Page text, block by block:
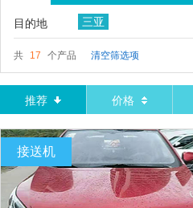
模
式
6
个
块,
按
键
览
目的地 三亚
共 17 个产品 清空筛选项
推荐 价格
接送机